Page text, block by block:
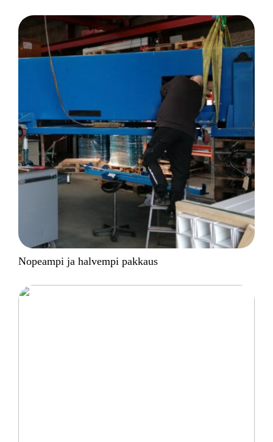
Nopeampi ja halvempi pakkaus